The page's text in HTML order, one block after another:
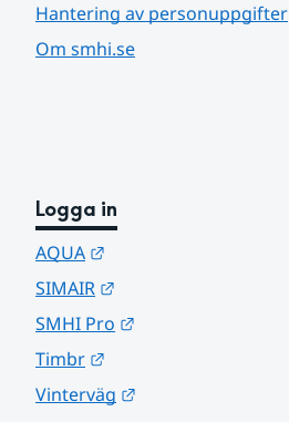
Hantering av personuppgifter
Om smhi.se
Logga in
AQUA
SIMAIR
SMHI Pro
Timbr
Vinterväg